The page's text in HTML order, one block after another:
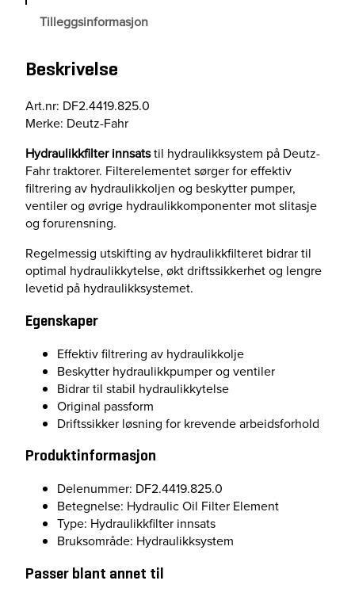
i
i
l
i
l
t
e
r
e
l
m
e
n
a
Tilleggsinformasjon
Beskrivelse
Art.nr: DF2.4419.825.0
Merke: Deutz-Fahr
Hydraulikkfilter innsatstil hydraulikksystem på Deutz-
Fahr traktorer. Filterelementet sørger for effektiv
filtrering av hydraulikkoljen og beskytter pumper,
ventiler og øvrige hydraulikkomponenter mot slitasje
og forurensning.
Regelmessig utskifting av hydraulikkfilteret bidrar til
optimal hydraulikkytelse, økt driftssikkerhet og lengre
levetid på hydraulikksystemet.
Egenskaper
Effektiv filtrering av hydraulikkolje
Beskytter hydraulikkpumper og ventiler
Bidrar til stabil hydraulikkytelse
Original passform
Driftssikker løsning for krevende arbeidsforhold
Produktinformasjon
Delenummer: DF2.4419.825.0
Betegnelse: Hydraulic Oil Filter Element
Type: Hydraulikkfilter innsats
Bruksområde: Hydraulikksystem
Passer blant annet til